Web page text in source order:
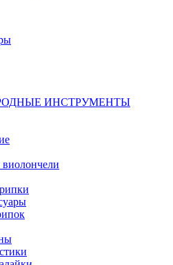
ИНСТРУМЕНТЫ
виолончели